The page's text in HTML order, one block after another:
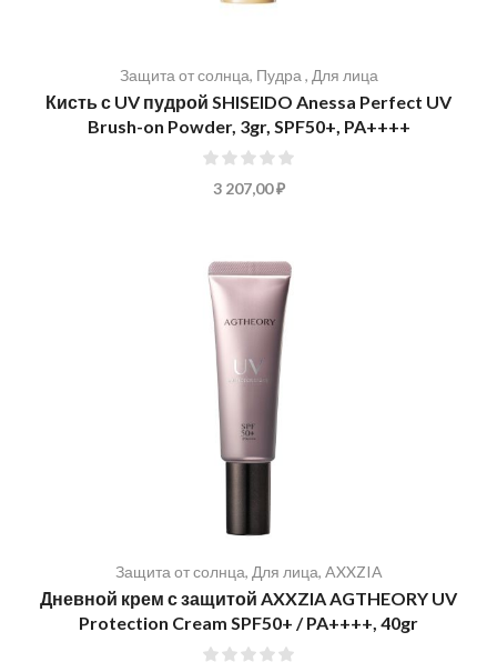
Защита от солнца, Пудра , Для лица
Кисть с UV пудрой SHISEIDO Anessa Perfect UV
Brush-on Powder, 3gr, SPF50+, PA++++
3 207,00 ₽
Защита от солнца, Для лица, AXXZIA
Дневной крем с защитой AXXZIA AGTHEORY UV
Protection Cream SPF50+ / PA++++, 40gr